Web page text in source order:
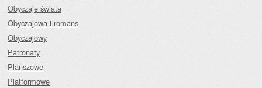
Obyczaje świata
Obyczajowa i romans
Obyczajowy
Patronaty
Planszowe
Platformowe